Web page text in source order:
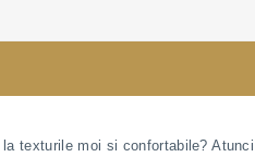
texturile moi si confortabile?